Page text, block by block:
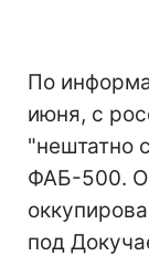
По
июня, с
"нештатно
ФАБ-500.
под